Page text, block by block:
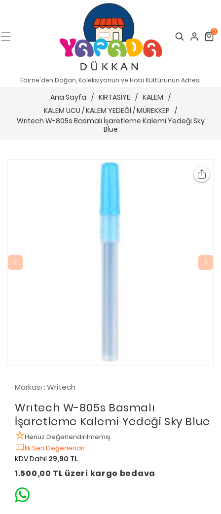
Search Cart
0
Edirne'den Doğan, Koleksiyonun ve Hobi Kültürünün Adresi
Ana Sayfa / KIRTASİYE / KALEM /
KALEM UCU / KALEM YEDEĞİ / MÜREKKEP /
Wrıtech W-805s Basmalı İşaretleme Kalemi Yedeği Sky
Blue
Markası : Writech
Wrıtech W-805s Basmalı
İşaretleme Kalemi Yedeği Sky Blue
Henüz Değerlendirilmemiş
İlk Sen Değerlendir
KDV Dahil 29,90 TL
1.500,00 TL üzeri kargo bedava